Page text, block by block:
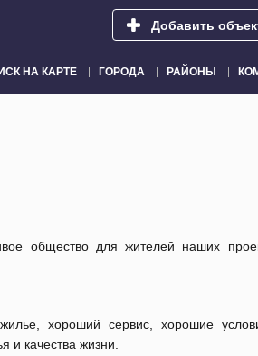
Добавить
НА КАРТЕ ГОРОДА РАЙОНЫ
общество для жителей наших
хороший сервис, хорошие
и качества жизни.